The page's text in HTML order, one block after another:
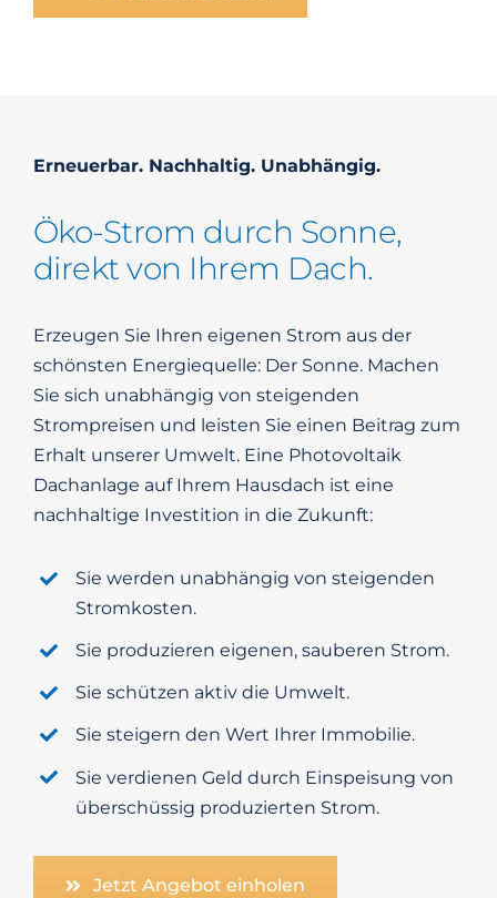
Erneuerbar. Nachhaltig. Unabhängig.
Öko-Strom durch Sonne,
direkt von Ihrem Dach.
Erzeugen Sie Ihren eigenen Strom aus der
schönsten Energiequelle: Der Sonne. Machen
Sie sich unabhängig von steigenden
Strompreisen und leisten Sie einen Beitrag zum
Erhalt unserer Umwelt. Eine Photovoltaik
Dachanlage auf Ihrem Hausdach ist eine
nachhaltige Investition in die Zukunft:
Sie werden unabhängig von steigenden
Stromkosten.
Sie produzieren eigenen, sauberen Strom.
Sie schützen aktiv die Umwelt.
Sie steigern den Wert Ihrer Immobilie.
Sie verdienen Geld durch Einspeisung von
überschüssig produzierten Strom.
Jetzt Angebot einholen